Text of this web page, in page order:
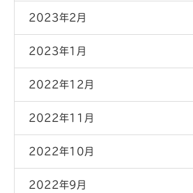
2023年2月
2023年1月
2022年12月
2022年11月
2022年10月
2022年9月